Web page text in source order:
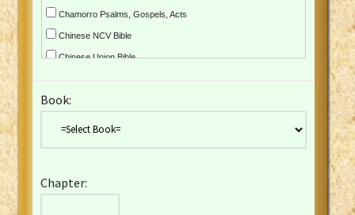
Chamorro Psalms, Gospels, Acts
Chinese NCV Bible
Chinese Union Bible
Czech Kralicka Bible
English YLT 1898 Bible
Book:
Chapter: